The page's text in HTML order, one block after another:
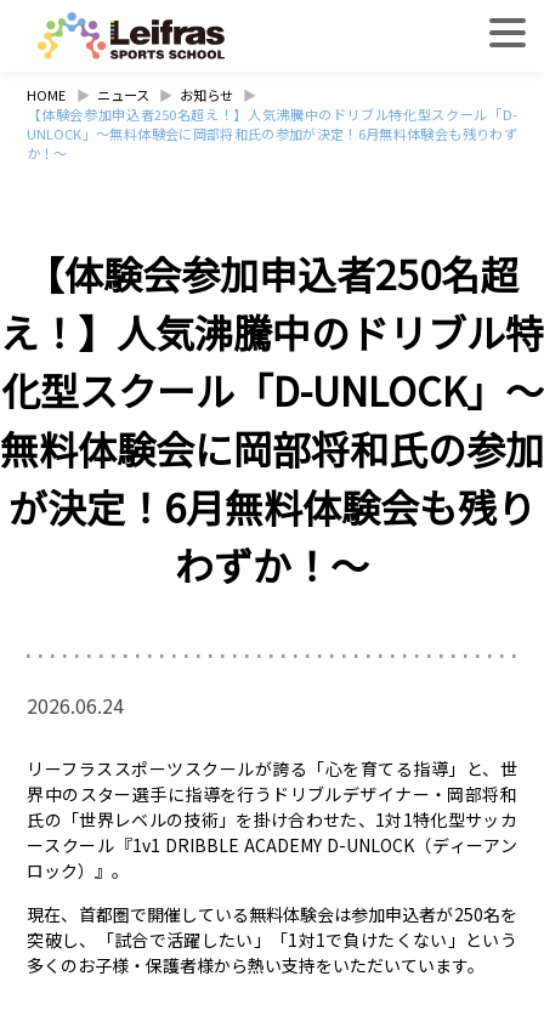
HOME ニュース
お知らせ
【体験会参加申込者250名超え！】人気沸騰中のドリブル特化型スクール「D-
UNLOCK」～無料体験会に岡部将和氏の参加が決定！6月無料体験会も残りわず
か！～
【体験会参加申込者250名超
え！】人気沸騰中のドリブル特
化型スクール「D-UNLOCK」～
無料体験会に岡部将和氏の参加
が決定！6月無料体験会も残り
わずか！～
2026.06.24
リーフラススポーツスクールが誇る「心を育てる指導」と、世
界中のスター選手に指導を行うドリブルデザイナー・岡部将和
氏の「世界レベルの技術」を掛け合わせた、1対1特化型サッカ
ースクール『1v1 DRIBBLE ACADEMY D-UNLOCK（ディーアン
ロック）』。
現在、首都圏で開催している無料体験会は参加申込者が250名を
突破し、「試合で活躍したい」「1対1で負けたくない」という
多くのお子様・保護者様から熱い支持をいただいています。